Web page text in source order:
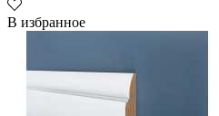
В избранное